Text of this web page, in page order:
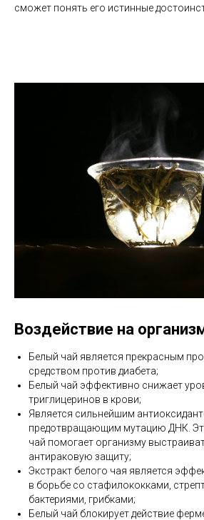
сможет понять его истинные
Воздействие на
Белый чай является прекрасным
средством против диабета;
Белый чай эффективно снижает
триглицеринов в крови;
Является сильнейшим
предотвращающим мутацию ДНК.
чай помогает организму
антираковую защиту;
Экстракт белого чая является
в борьбе со стафилококками,
бактериями, грибками;
Белый чай блокирует действие